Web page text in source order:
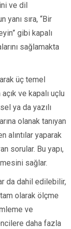
ve dil
yanı sıra, “Bir
gibi kapalı
sağlamakta
üç temel
ve kapalı uçlu
ya da yazılı
olanak tanıyan
alıntılar yaparak
sorular. Bu yapı,
sağlar.
da dahil edilebilir,
olarak ölçme
ve
daha fazla